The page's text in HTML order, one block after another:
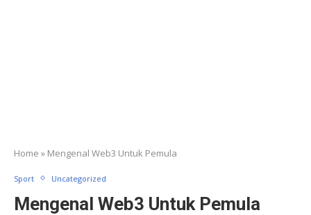
Home » Mengenal Web3 Untuk Pemula
Sport Uncategorized
Mengenal Web3 Untuk Pemula